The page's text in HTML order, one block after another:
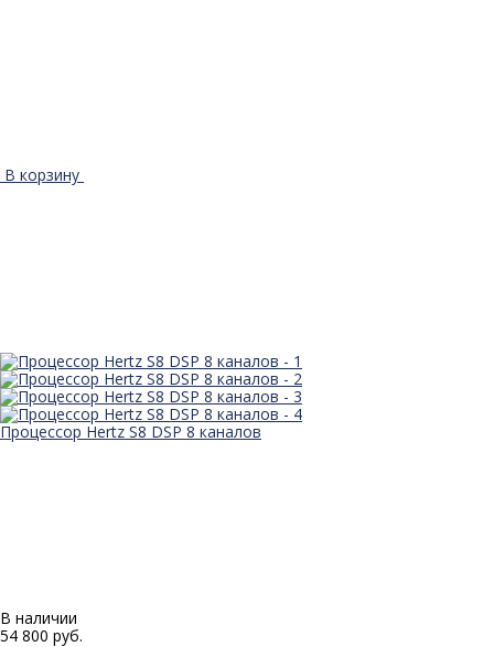
В корзину
Процессор Hertz S8 DSP 8 каналов
В наличии
54 800 руб.